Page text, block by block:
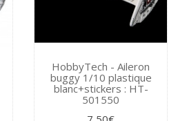
HobbyTech - Aileron
buggy 1/10 plastique
blanc+stickers : HT-
501550